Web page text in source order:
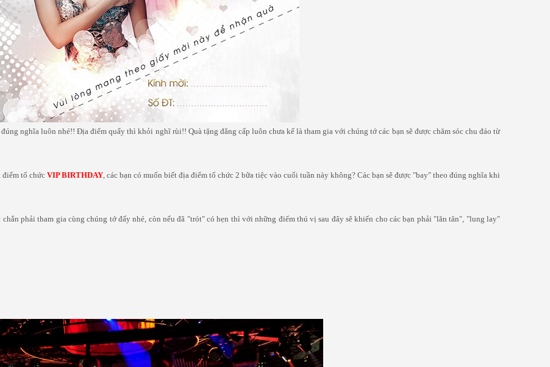
nghĩa luôn nhé!! Địa điểm quẩy thì khỏi nghĩ rùi!! Quà tặng đẳng cấp luôn chưa kể là tham gia với chúng tớ các bạn sẽ được chăm sóc chu đáo từ
điểm tổ chức VIP BIRTHDAY, các bạn có muốn biết địa điểm tổ chức 2 bữa tiệc vào cuối tuần này không? Các bạn sẽ được "bay" theo đúng nghĩa khi
phải tham gia cùng chúng tớ đấy nhé, còn nếu đã "trót" có hẹn thì với những điểm thú vị sau đây sẽ khiến cho các bạn phải "lăn tăn", "lung lay"